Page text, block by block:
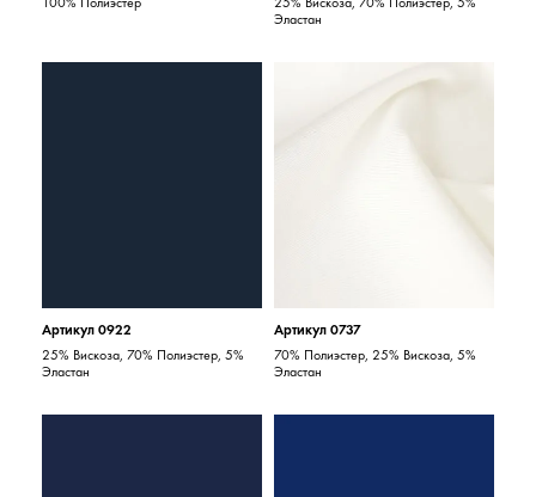
Эластан
Артикул 0922
25% Вискоза, 70% Полиэстер, 5%
Эластан
Артикул 0737
70% Полиэстер, 25% Вискоза, 5%
Эластан